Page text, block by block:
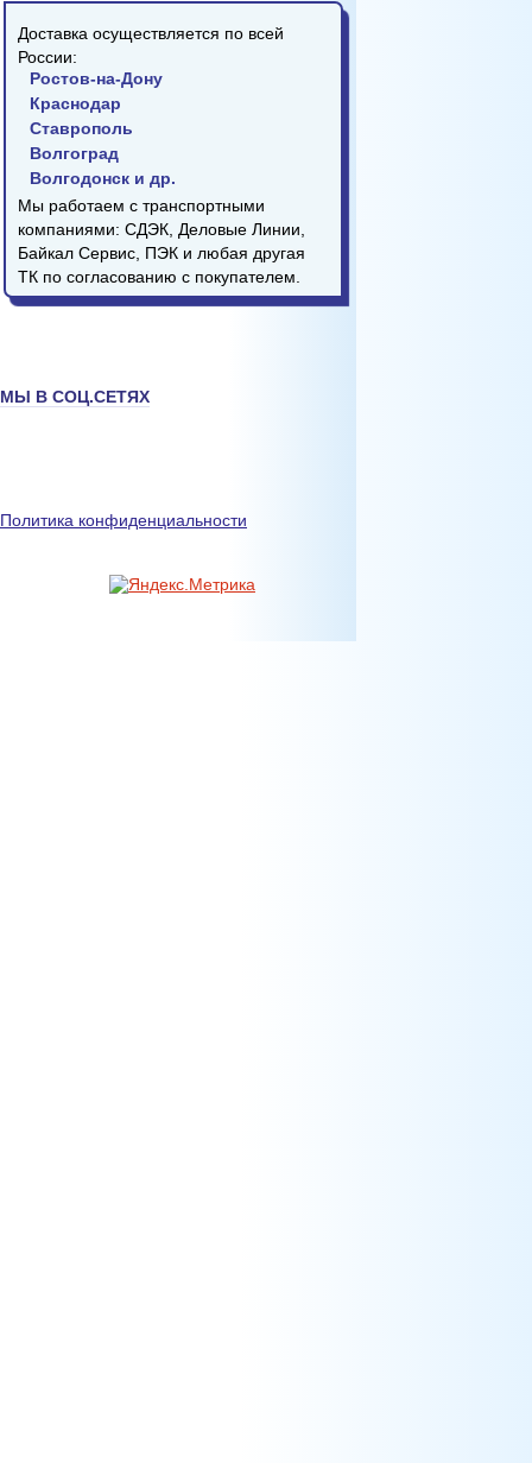
Доставка осуществляется по всей
России:
Ростов-на-Дону
Краснодар
Ставрополь
Волгоград
Волгодонск и др.
Мы работаем с транспортными
компаниями: СДЭК, Деловые Линии,
Байкал Сервис, ПЭК и любая другая
ТК по согласованию с покупателем.
МЫ В СОЦ.СЕТЯХ
Политика конфиденциальности